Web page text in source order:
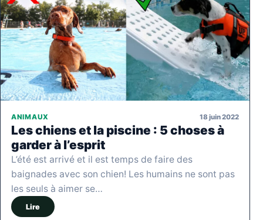
ANIMAUX 18 juin 2022
Les chiens et la piscine : 5 choses à
garder à l’esprit
L’été est arrivé et il est temps de faire des
baignades avec son chien! Les humains ne sont pas
les seuls à aimer se…
Lire